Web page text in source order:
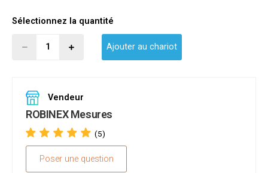
Sélectionnez la quantité
Ajouter au chariot
Vendeur
ROBINEX Mesures
(5)
Poser une question